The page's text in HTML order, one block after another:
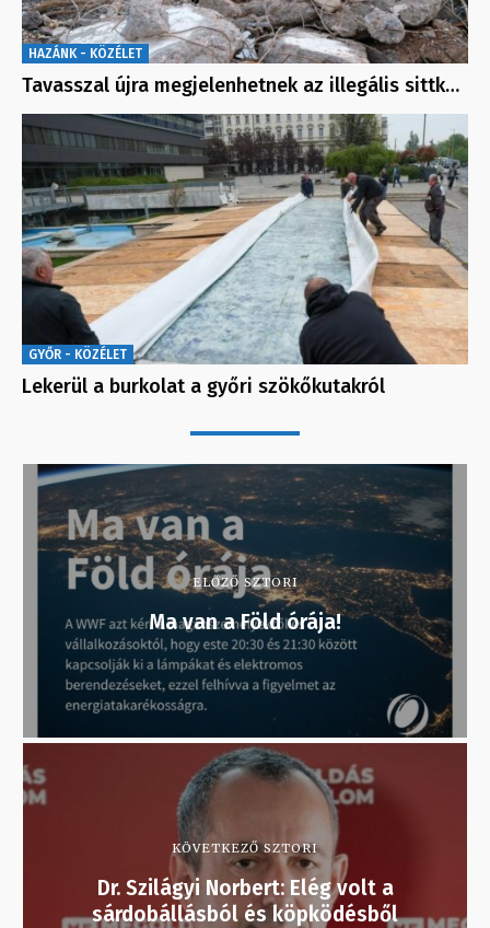
HAZÁNK - KÖZÉLET
Tavasszal újra megjelenhetnek az illegális sittk…
GYŐR - KÖZÉLET
Lekerül a burkolat a győri szökőkutakról
ELŐZŐ SZTORI
Ma van a Föld órája!
KÖVETKEZŐ SZTORI
Dr. Szilágyi Norbert: Elég volt a
sárdobállásból és köpködésből